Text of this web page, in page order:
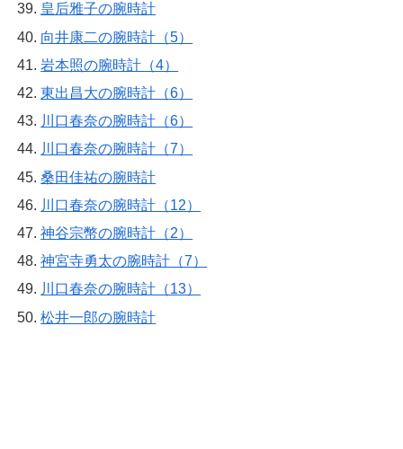
皇后雅子の腕時計
向井康二の腕時計（5）
岩本照の腕時計（4）
東出昌大の腕時計（6）
川口春奈の腕時計（6）
川口春奈の腕時計（7）
桑田佳祐の腕時計
川口春奈の腕時計（12）
神谷宗幣の腕時計（2）
神宮寺勇太の腕時計（7）
川口春奈の腕時計（13）
松井一郎の腕時計